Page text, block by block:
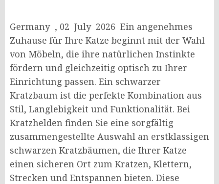
Germany , 02 July 2026 Ein angenehmes
Zuhause für Ihre Katze beginnt mit der Wahl
von Möbeln, die ihre natürlichen Instinkte
fördern und gleichzeitig optisch zu Ihrer
Einrichtung passen. Ein schwarzer
Kratzbaum ist die perfekte Kombination aus
Stil, Langlebigkeit und Funktionalität. Bei
Kratzhelden finden Sie eine sorgfältig
zusammengestellte Auswahl an erstklassigen
schwarzen Kratzbäumen, die Ihrer Katze
einen sicheren Ort zum Kratzen, Klettern,
Strecken und Entspannen bieten. Diese